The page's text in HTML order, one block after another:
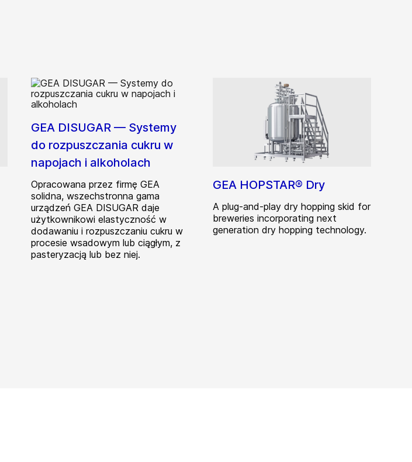
GEA DISUGAR — Systemy
do rozpuszczania cukru w
napojach i alkoholach
Opracowana przez firmę GEA
solidna, wszechstronna gama
urządzeń GEA DISUGAR daje
użytkownikowi elastyczność w
dodawaniu i rozpuszczaniu cukru w
procesie wsadowym lub ciągłym, z
pasteryzacją lub bez niej.
GEA HOPSTAR® Dry
A plug-and-play dry hopping skid for
breweries incorporating next
generation dry hopping technology.